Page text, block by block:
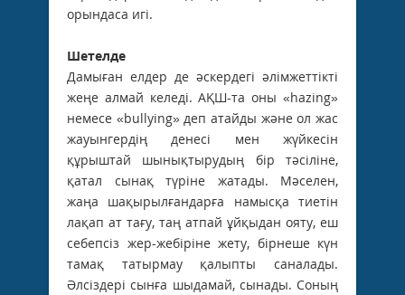
орындаса игі.
Шетелде
Дамыған елдер де әскердегі әлімжеттікті
жеңе алмай келеді. АҚШ-та оны «hazing»
немесе «bullying» деп атайды және ол жас
жауынгердің денесі мен жүйкесін
құрыштай шынықтырудың бір тәсіліне,
қатал сынақ түріне жатады. Мәселен,
жаңа шақырылғандарға намысқа тиетін
лақап ат тағу, таң атпай ұйқыдан ояту, еш
себепсіз жер-жебіріне жету, бірнеше күн
тамақ татырмау қалыпты саналады.
Әлсіздері сынға шыдамай, сынады. Соның